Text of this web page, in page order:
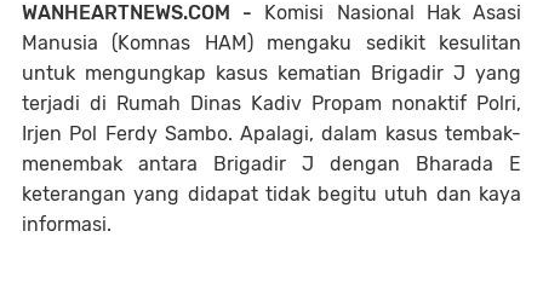
WANHEARTNEWS.COM - Komisi Nasional Hak Asasi
Manusia (Komnas HAM) mengaku sedikit kesulitan
untuk mengungkap kasus kematian Brigadir J yang
terjadi di Rumah Dinas Kadiv Propam nonaktif Polri,
Irjen Pol Ferdy Sambo. Apalagi, dalam kasus tembak-
menembak antara Brigadir J dengan Bharada E
keterangan yang didapat tidak begitu utuh dan kaya
informasi.